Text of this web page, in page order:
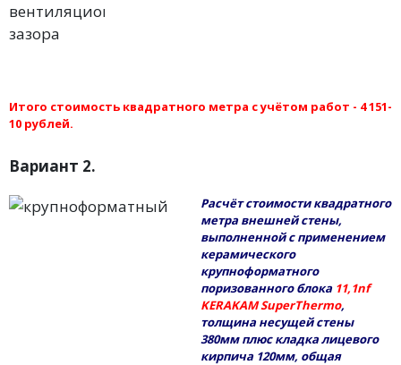
вентиляционного
зазора
Итого стоимость квадратного метра с учётом работ - 4 151-
10 рублей.
Вариант 2.
Расчёт стоимости квадратного
метра внешней стены,
выполненной с применением
керамического
крупноформатного
поризованного блока 11,1nf
KERAKAM SuperThermo,
толщина несущей стены
380мм плюс кладка лицевого
кирпича 120мм, общая